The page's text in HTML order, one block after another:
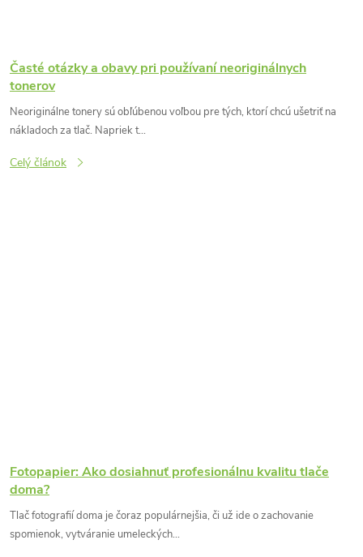
Časté otázky a obavy pri používaní neoriginálnych
tonerov
Neoriginálne tonery sú obľúbenou voľbou pre tých, ktorí chcú ušetriť na
nákladoch za tlač. Napriek t...
Celý článok
Fotopapier: Ako dosiahnuť profesionálnu kvalitu tlače
doma?
Tlač fotografií doma je čoraz populárnejšia, či už ide o zachovanie
spomienok, vytváranie umeleckých...